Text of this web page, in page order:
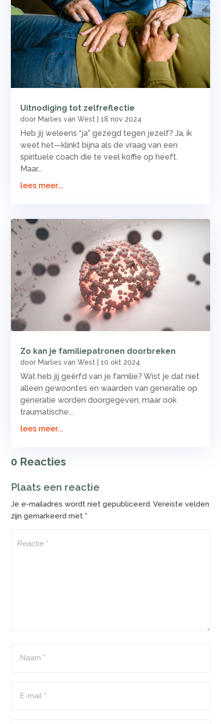
Uitnodiging tot zelfreflectie
door Marlies van West |18 nov 2024
Heb jij weleens “ja” gezegd tegen jezelf? Ja, ik
weet het—klinkt bijna als de vraag van een
spirituele coach die te veel koffie op heeft.
Maar...
lees meer...
Zo kan je familiepatronen doorbreken
door Marlies van West |10 okt 2024
Wat heb jij geërfd van je familie? Wist je dat niet
alleen gewoontes en waarden van generatie op
generatie worden doorgegeven, maar ook
traumatische...
lees meer...
0 Reacties
Plaats een reactie
Je e-mailadres wordt niet gepubliceerd. Vereiste velden
zijn gemarkeerd met*